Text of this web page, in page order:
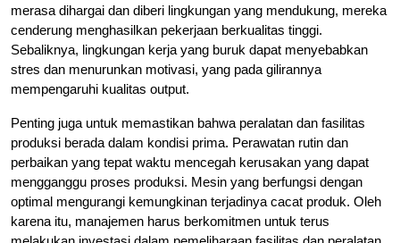
merasa dihargai dan diberi lingkungan yang mendukung, mereka
cenderung menghasilkan pekerjaan berkualitas tinggi.
Sebaliknya, lingkungan kerja yang buruk dapat menyebabkan
stres dan menurunkan motivasi, yang pada gilirannya
mempengaruhi kualitas output.
Penting juga untuk memastikan bahwa peralatan dan fasilitas
produksi berada dalam kondisi prima. Perawatan rutin dan
perbaikan yang tepat waktu mencegah kerusakan yang dapat
mengganggu proses produksi. Mesin yang berfungsi dengan
optimal mengurangi kemungkinan terjadinya cacat produk. Oleh
karena itu, manajemen harus berkomitmen untuk terus